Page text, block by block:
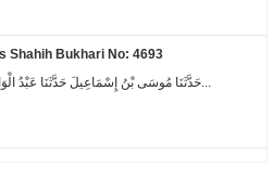
Shahih Bukhari No: 4693
حَدَّثَنَا مُوسَى بْنُ إِسْمَاعِيلَ حَدَّثَنَا عَبْدُ الْوَاحِدِ حَد...